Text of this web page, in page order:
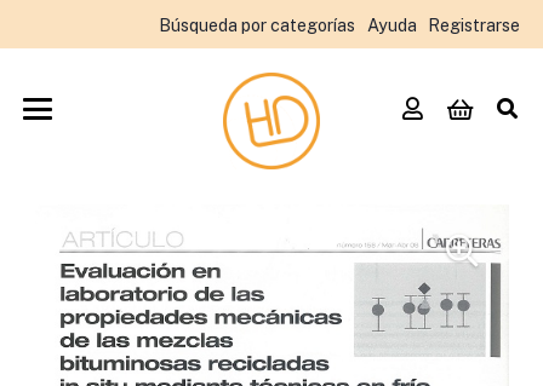
Búsqueda por categorías Ayuda Registrarse